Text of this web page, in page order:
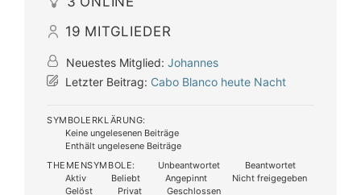
19 MITGLIEDER
Neuestes Mitglied: Johannes
Letzter Beitrag: Cabo Blanco heute Nacht
SYMBOLERKLÄRUNG:
Keine ungelesenen Beiträge
Enthält ungelesene Beiträge
THEMENSYMBOLE:
Unbeantwortet
Beantwortet
Aktiv
Beliebt Angepinnt
Nicht freigegeben
Gelöst
Privat Geschlossen